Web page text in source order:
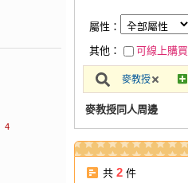
4
屬性：
其他：
可線上購買
麥教授
麥教授同人周邊
共 2 件